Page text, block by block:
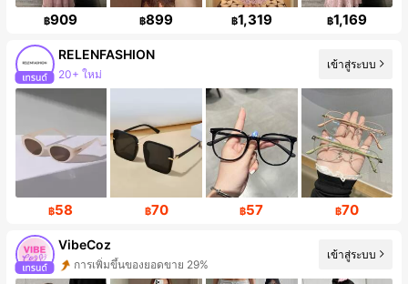
฿909 ฿899 ฿1,319 ฿1,169
RELENFASHION
การเพิ่มขึ้นของผู้ติดตาม 408%
เข้าสู่ระบบ
฿58 ฿70 ฿57 ฿70
VibeCoz
การเพิ่มขึ้นของผู้ติดตาม 24%
เข้าสู่ระบบ